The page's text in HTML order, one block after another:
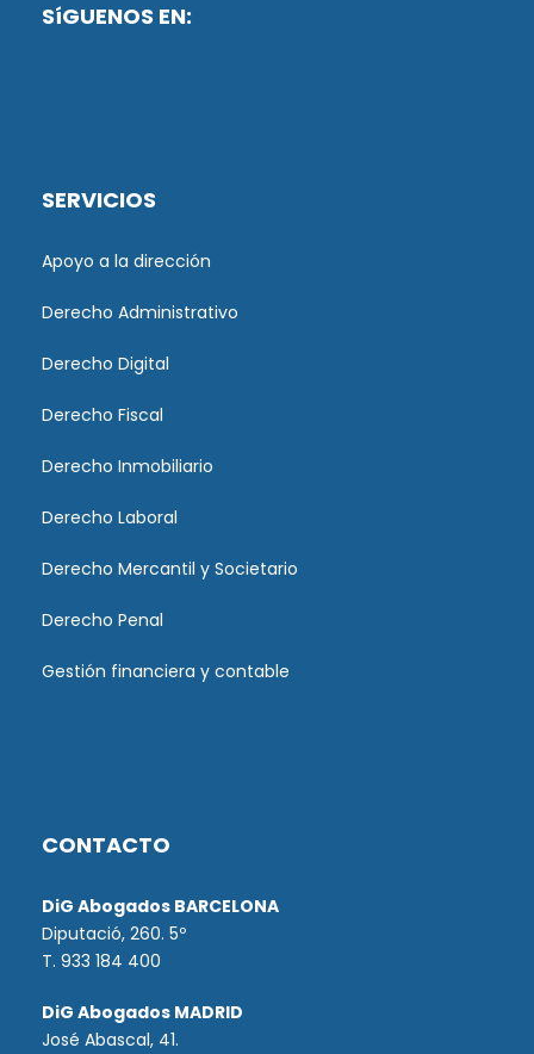
SíGUENOS EN:
SERVICIOS
Apoyo a la dirección
Derecho Administrativo
Derecho Digital
Derecho Fiscal
Derecho Inmobiliario
Derecho Laboral
Derecho Mercantil y Societario
Derecho Penal
Gestión financiera y contable
CONTACTO
DiG Abogados BARCELONA
Diputació, 260. 5º
T. 933 184 400
DiG Abogados MADRID
José Abascal, 41.